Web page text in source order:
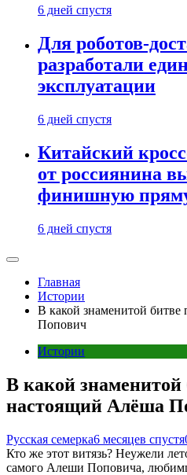
6 дней спустя
Для роботов-
разработали
эксплуатации
6 дней спустя
Китайский
от россиянина
финишную
6 дней спустя
Главная
Истории
В какой знаменитой
Попович
Истории
В какой знаменитой
настоящий Алёша
Русская семерка6 месяцев спустя
Кто же этот витязь? Неужели
самого Алеши Поповича,